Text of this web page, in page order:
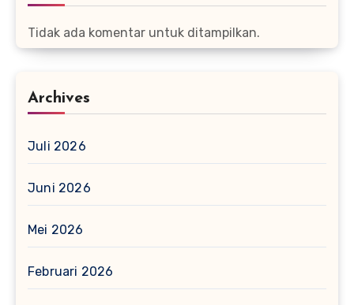
Tidak ada komentar untuk ditampilkan.
Archives
Juli 2026
Juni 2026
Mei 2026
Februari 2026